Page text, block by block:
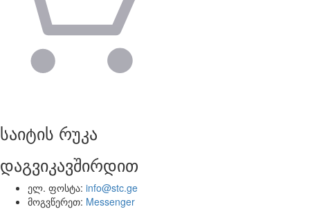
საიტის რუკა
დაგვიკავშირდით
ელ. ფოსტა: info@stc.ge
მოგვწერეთ: Messenger